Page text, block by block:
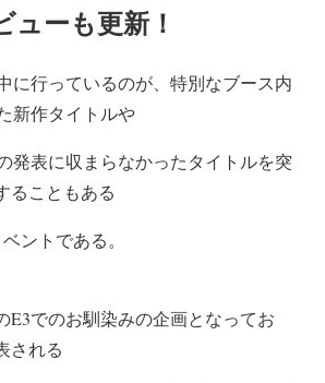
ューも更新！
に行っているのが、特別なブース内
新作タイトルや
発表に収まらなかったタイトルを突
ることもある
ントである。
E3でのお馴染みの企画となってお
される